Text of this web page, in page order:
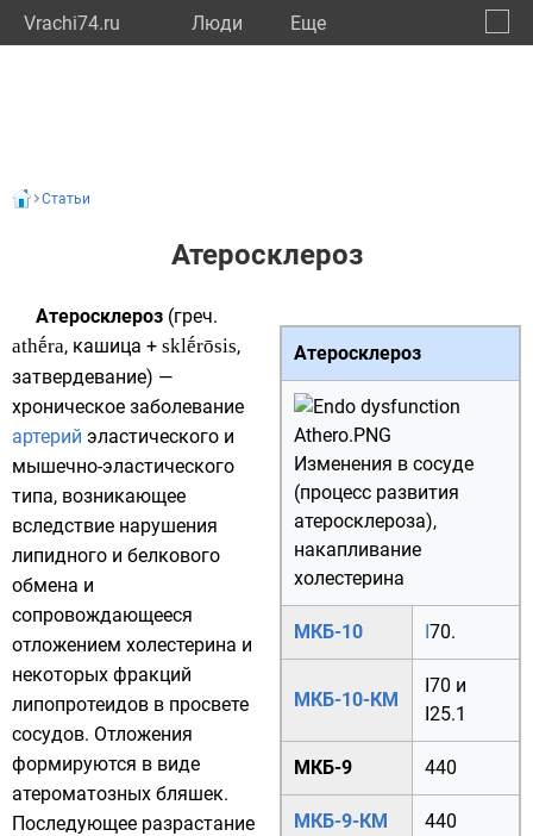
Vrachi74.ru Люди Eще
Статьи
Атеросклероз
Атеросклероз
Изменения в сосуде
(процесс развития
атеросклероза),
накапливание
холестерина
МКБ-10 I70.
МКБ-10-КМ
I70 и
I25.1
МКБ-9 440
МКБ-9-КМ 440
Атеросклероз (греч.
athḗra, кашица + sklḗrōsis,
затвердевание) —
хроническое заболевание
артерий эластического и
мышечно-эластического
типа, возникающее
вследствие нарушения
липидного и белкового
обмена и
сопровождающееся
отложением холестерина и
некоторых фракций
липопротеидов в просвете
сосудов. Отложения
формируются в виде
атероматозных бляшек.
Последующее разрастание